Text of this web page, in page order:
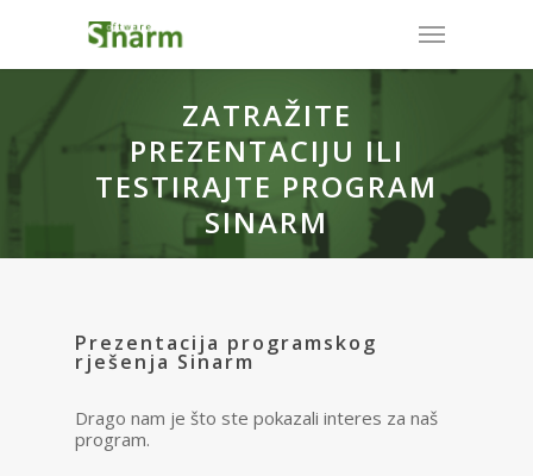
ZATRAŽITE
PREZENTACIJU ILI
TESTIRAJTE PROGRAM
SINARM
Prezentacija programskog
rješenja Sinarm
Drago nam je što ste pokazali interes za naš
program.